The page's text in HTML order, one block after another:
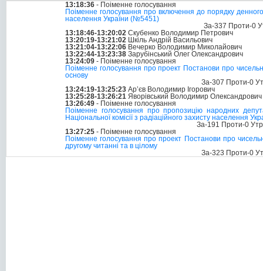
13:18:36 - Поіменне голосування
Поіменне голосування про включення до порядку
населення України (№5451)
За-337 Проти-0
13:18:46-13:20:02 Скубенко Володимир Петрович
13:20:19-13:21:02 Шкіль Андрій Васильович
13:21:04-13:22:06 Вечерко Володимир Миколайович
13:22:44-13:23:38 Зарубінський Олег Олександрович
13:24:09 - Поіменне голосування
Поіменне голосування про проект Постанови про
основу
За-307 Проти-0
13:24:19-13:25:23 Ар’єв Володимир Ігорович
13:25:28-13:26:21 Яворівський Володимир Олександрович
13:26:49 - Поіменне голосування
Поіменне голосування про пропозицію народних
Національної комісії з радіаційного захисту населення
За-191 Проти-0
13:27:25 - Поіменне голосування
Поіменне голосування про проект Постанови про
другому читанні та в цілому
За-323 Проти-0